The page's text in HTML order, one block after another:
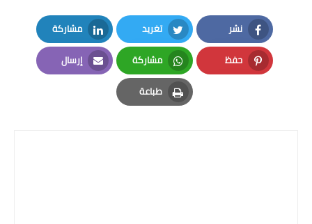
نشر
Facebook
تغريد
Twitter
مشاركة
LinkedIn
حفظ
Pinterest
مشاركة
Whatsapp
إرسال
Email
طباعة
Print